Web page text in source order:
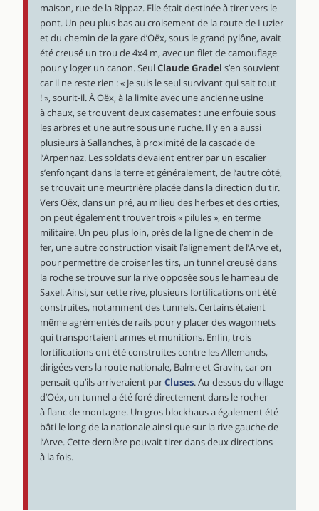
maison, rue de la Rippaz. Elle était destinée à tirer vers le
pont. Un peu plus bas au croisement de la route de Luzier
et du chemin de la gare d’Oëx, sous le grand pylône, avait
été creusé un trou de 4x4 m, avec un filet de camouflage
pour y loger un canon. SeulClaude Gradel s’en souvient
car il ne reste rien : « Je suis le seul survivant qui sait tout
! », sourit-il. À Oëx, à la limite avec une ancienne usine
à chaux, se trouvent deux casemates : une enfouie sous
les arbres et une autre sous une ruche. Il y en a aussi
plusieurs à Sallanches, à proximité de la cascade de
l’Arpennaz. Les soldats devaient entrer par un escalier
s’enfonçant dans la terre et généralement, de l’autre côté,
se trouvait une meurtrière placée dans la direction du tir.
Vers Oëx, dans un pré, au milieu des herbes et des orties,
on peut également trouver trois « pilules », en terme
militaire. Un peu plus loin, près de la ligne de chemin de
fer, une autre construction visait l’alignement de l’Arve et,
pour permettre de croiser les tirs, un tunnel creusé dans
la roche se trouve sur la rive opposée sous le hameau de
Saxel. Ainsi, sur cette rive, plusieurs fortifications ont été
construites, notamment des tunnels. Certains étaient
même agrémentés de rails pour y placer des wagonnets
qui transportaient armes et munitions. Enfin, trois
fortifications ont été construites contre les Allemands,
dirigées vers la route nationale, Balme et Gravin, car on
pensait qu’ils arriveraient parCluses. Au-dessus du village
d’Oëx, un tunnel a été foré directement dans le rocher
à flanc de montagne. Un gros blockhaus a également été
bâti le long de la nationale ainsi que sur la rive gauche de
l’Arve. Cette dernière pouvait tirer dans deux directions
à la fois.